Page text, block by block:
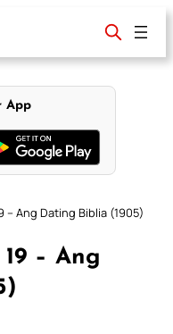
App
– Ang Dating Biblia (1905)
– Ang